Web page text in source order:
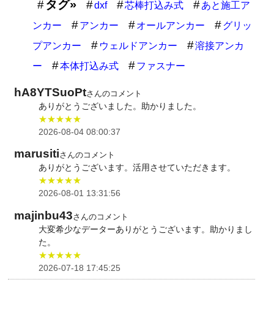
タグ» dxf 芯棒打込み式
あと施工ア
ンカー
アンカー オールアンカー
グリッ
プアンカー
ウェルドアンカー
溶接アンカ
ー
本体打込み式 ファスナー
hA8YTSuoPtさんのコメント
ありがとうございました。助かりました。
★★★★★
2026-08-04 08:00:37
marusitiさんのコメント
ありがとうございます。活用させていただきます。
★★★★★
2026-08-01 13:31:56
majinbu43さんのコメント
大変希少なデーターありがとうございます。助かりまし
た。
★★★★★
2026-07-18 17:45:25